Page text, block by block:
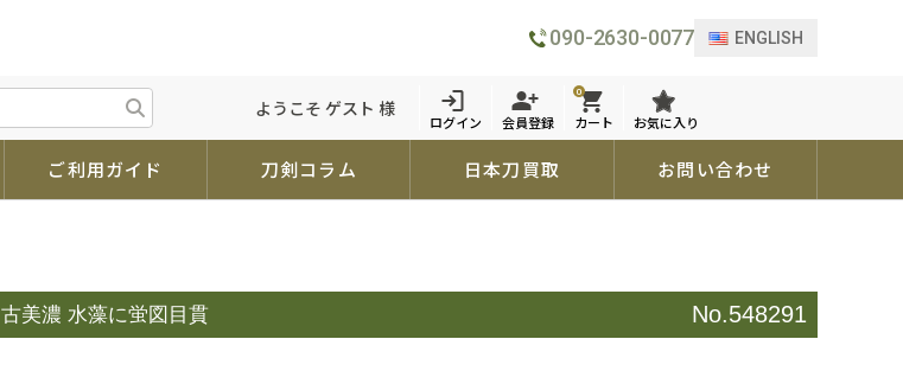
090-2630-0077 ENGLISH
ようこそ ゲスト 様
ログイン 会員登録
0
カート お気に入り
ご利用ガイド 刀剣コラム 日本刀買取 お問い合わせ
古美濃 水藻に蛍図目貫 No.548291